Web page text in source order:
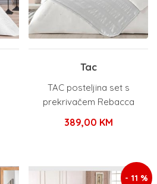
Tac
TAC posteljina set s
prekrivačem Rebacca
389,00 KM
- 11 %